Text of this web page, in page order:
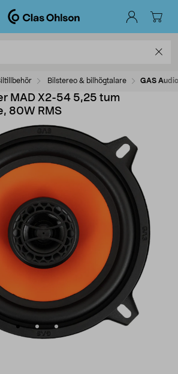
Bilstereo & bilhögtalare GAS
MAD X2-54 5,25 tum
80W RMS